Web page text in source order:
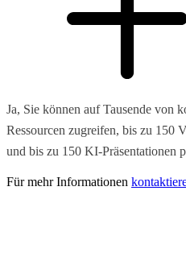
Ja, Sie können auf Tausende von
Ressourcen zugreifen, bis zu 150
und bis zu 150 KI-Präsentationen
Für mehr Informationen